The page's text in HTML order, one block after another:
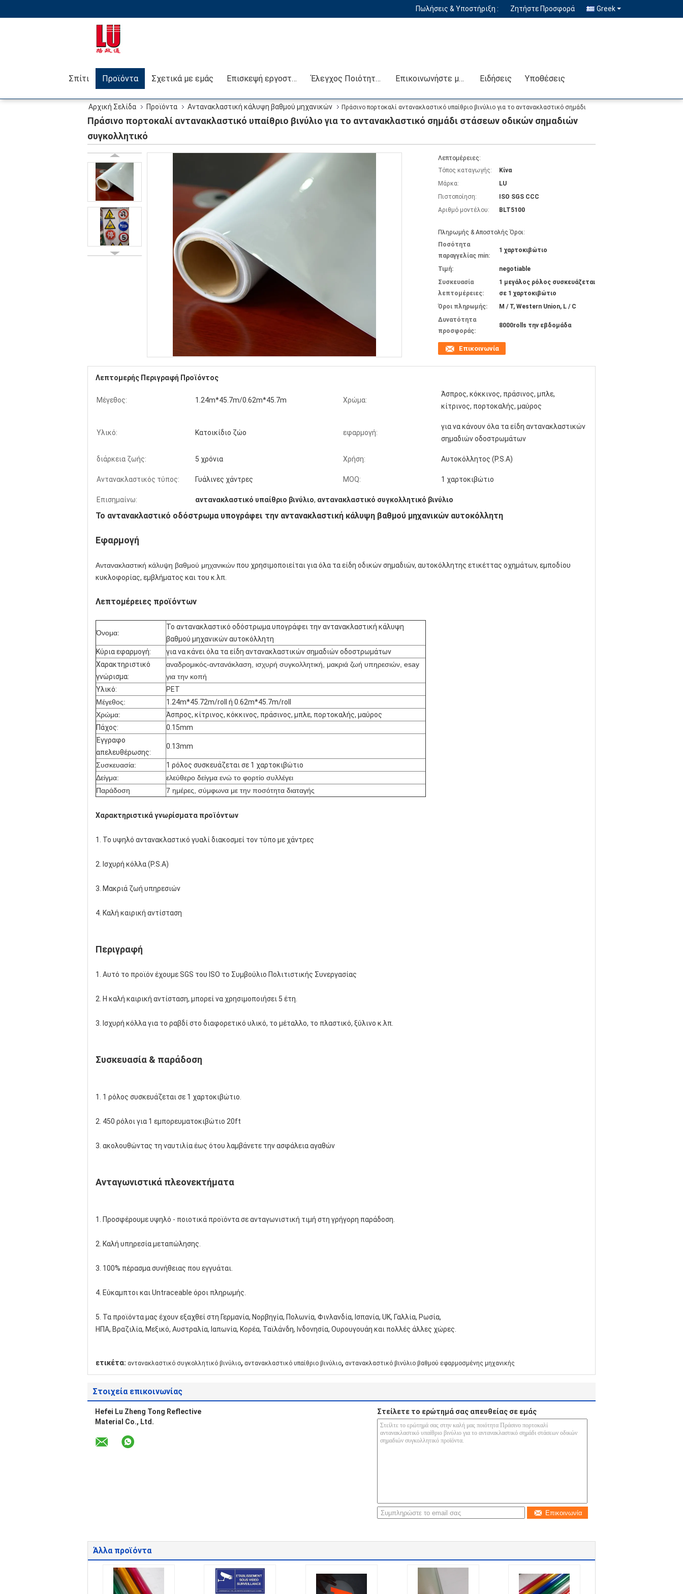
Πωλήσεις & Υποστήριξη : Ζητήστε Προσφορά Greek
Σπίτι Προϊόντα Σχετικά με εμάς Επισκεψή εργοστασίου Έλεγχος Ποιότητας Επικοινωνήστε μαζί μας Ειδήσεις Υποθέσεις
Αρχική Σελίδα Προϊόντα Αντανακλαστική κάλυψη βαθμού μηχανικών
Πράσινο πορτοκαλί αντανακλαστικό υπαίθριο βινύλιο για το αντανακλαστικό σημάδι
στάσεων οδικών σημαδιών συγκολλητικό
Πράσινο πορτοκαλί αντανακλαστικό υπαίθριο βινύλιο για το αντανακλαστικό σημάδι στάσεων οδικών σημαδιών
συγκολλητικό
Λεπτομέρειες:
Τόπος καταγωγής:
Κίνα
Μάρκα:
LU
Πιστοποίηση:
ISO SGS CCC
Αριθμό μοντέλου:
BLT5100
Πληρωμής & Αποστολής Όροι:
Ποσότητα
παραγγελίας min:
1 χαρτοκιβώτιο
Τιμή:
negotiable
Συσκευασία
λεπτομέρειες:
1 μεγάλος ρόλος συσκευάζεται
σε 1 χαρτοκιβώτιο
Όροι πληρωμής:
Μ / Τ, Western Union, L / C
Δυνατότητα
προσφοράς:
8000rolls την εβδομάδα
Επικοινωνία
Λεπτομερής Περιγραφή Προϊόντος
Μέγεθος: 1.24m*45.7m/0.62m*45.7m Χρώμα:
Άσπρος, κόκκινος, πράσινος, μπλε,
κίτρινος, πορτοκαλής, μαύρος
Υλικό: Κατοικίδιο ζώο εφαρμογή:
για να κάνουν όλα τα είδη αντανακλαστικών
σημαδιών οδοστρωμάτων
διάρκεια ζωής: 5 χρόνια Χρήση: Αυτοκόλλητος (P.S.A)
Αντανακλαστικός τύπος: Γυάλινες χάντρες MOQ: 1 χαρτοκιβώτιο
Επισημαίνω: αντανακλαστικό υπαίθριο βινύλιο, αντανακλαστικό συγκολλητικό βινύλιο
Το αντανακλαστικό οδόστρωμα υπογράφει την αντανακλαστική κάλυψη βαθμού μηχανικών αυτοκόλλητη
Εφαρμογή
Αντανακλαστική κάλυψη βαθμού μηχανικών που χρησιμοποιείται για όλα τα είδη οδικών σημαδιών, αυτοκόλλητης ετικέττας οχημάτων, εμποδίου
κυκλοφορίας, εμβλήματος και του κ.λπ.
Λεπτομέρειες προϊόντων
Όνομα:
Το αντανακλαστικό οδόστρωμα υπογράφει την αντανακλαστική κάλυψη
βαθμού μηχανικών αυτοκόλλητη
Κύρια εφαρμογή:
για να κάνει όλα τα είδη αντανακλαστικών σημαδιών οδοστρωμάτων
Χαρακτηριστικό
γνώρισμα:
αναδρομικός-αντανάκλαση, ισχυρή συγκολλητική, μακριά ζωή υπηρεσιών, esay
για την κοπή
Υλικό:
PET
Μέγεθος:
1.24m*45.72m/roll ή 0.62m*45.7m/roll
Χρώμα:
Άσπρος, κίτρινος, κόκκινος, πράσινος, μπλε, πορτοκαλής, μαύρος
Πάχος:
0.15mm
Έγγραφο
απελευθέρωσης:
0.13mm
Συσκευασία:
1 ρόλος συσκευάζεται σε 1 χαρτοκιβώτιο
Δείγμα:
ελεύθερο δείγμα ενώ το φορτίο συλλέγει
Παράδοση
7 ημέρες, σύμφωνα με την ποσότητα διαταγής
Χαρακτηριστικά γνωρίσματα προϊόντων
1. Το υψηλό αντανακλαστικό γυαλί διακοσμεί τον τύπο με χάντρες
2. Ισχυρή κόλλα (P.S.A)
3. Μακριά ζωή υπηρεσιών
4. Καλή καιρική αντίσταση
Περιγραφή
1. Αυτό το προϊόν έχουμε SGS του ISO το Συμβούλιο Πολιτιστικής Συνεργασίας
2. Η καλή καιρική αντίσταση, μπορεί να χρησιμοποιήσει 5 έτη.
3. Ισχυρή κόλλα για το ραβδί στο διαφορετικό υλικό, το μέταλλο, το πλαστικό, ξύλινο κ.λπ.
Συσκευασία & παράδοση
1. 1 ρόλος συσκευάζεται σε 1 χαρτοκιβώτιο.
2. 450 ρόλοι για 1 εμπορευματοκιβώτιο 20ft
3. ακολουθώντας τη ναυτιλία έως ότου λαμβάνετε την ασφάλεια αγαθών
Ανταγωνιστικά πλεονεκτήματα
1. Προσφέρουμε υψηλό - ποιοτικά προϊόντα σε ανταγωνιστική τιμή στη γρήγορη παράδοση.
2. Καλή υπηρεσία μεταπώλησης.
3. 100% πέρασμα συνήθειας που εγγυάται.
4. Εύκαμπτοι και Untraceable όροι πληρωμής.
5. Τα προϊόντα μας έχουν εξαχθεί στη Γερμανία, Νορβηγία, Πολωνία, Φινλανδία, Ισπανία, UK, Γαλλία, Ρωσία,
ΗΠΑ, Βραζιλία, Μεξικό, Αυστραλία, Ιαπωνία, Κορέα, Ταϊλάνδη, Ινδονησία, Ουρουγουάη και πολλές άλλες χώρες.
ετικέτα: αντανακλαστικό συγκολλητικό βινύλιο, αντανακλαστικό υπαίθριο βινύλιο, αντανακλαστικό βινύλιο βαθμού εφαρμοσμένης μηχανικής
Στοιχεία επικοινωνίας
Hefei Lu Zheng Tong Reflective
Material Co., Ltd.
Στείλετε το ερώτημά σας απευθείας σε εμάς
Επικοινωνία
Άλλα προϊόντα